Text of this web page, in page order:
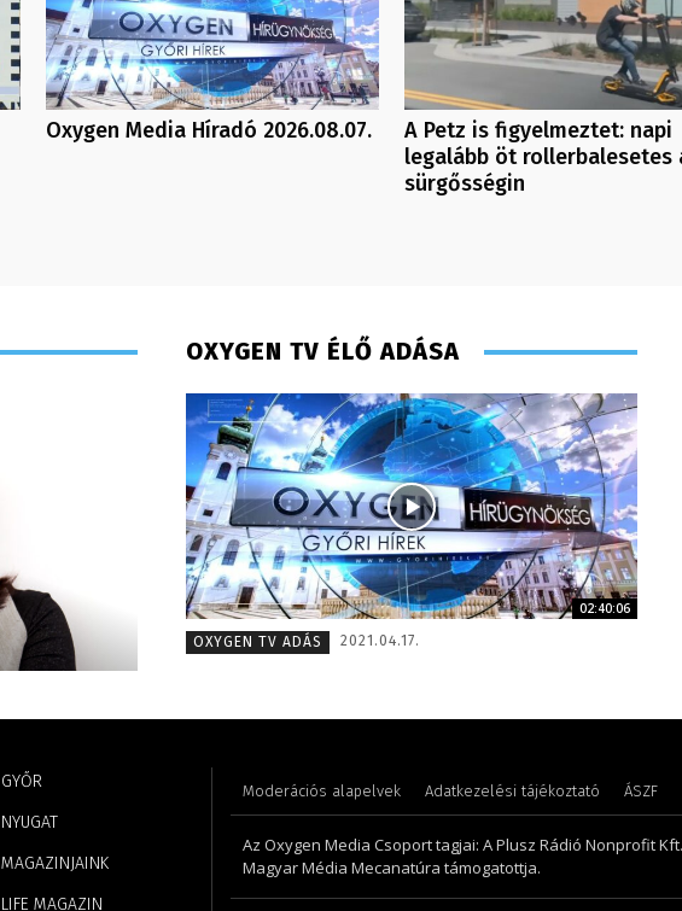
Oxygen Media Híradó 2026.08.07.
A Petz is figyelmeztet: napi
legalább öt rollerbalesetes
sürgősségin
Juhászné M. Veronika – könyvelő – 2014 Szél
OXYGEN TV ÉLŐ ADÁSA
02:40:06
OXYGEN TV ADÁS
2021.04.17.
GYŐR
NYUGAT
MAGAZINJAINK
LIFE MAGAZIN
Moderációs alapelvek Adatkezelési tájékoztató ÁSZF
Az Oxygen Media Csoport tagjai: A Plusz Rádió Nonprofit
Magyar Média Mecanatúra támogatottja.